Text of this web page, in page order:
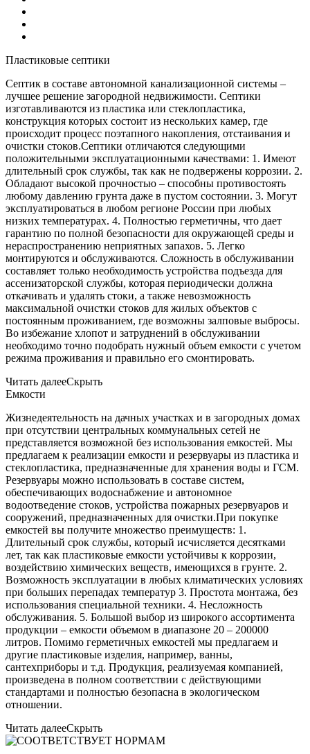
Пластиковые септики
Септик в составе автономной канализационной системы –
лучшее решение загородной недвижимости. Септики
изготавливаются из пластика или стеклопластика,
конструкция которых состоит из нескольких камер, где
происходит процесс поэтапного накопления, отстаивания и
очистки стоков.Септики отличаются следующими
положительными эксплуатационными качествами: 1. Имеют
длительный срок службы, так как не подвержены коррозии. 2.
Обладают высокой прочностью – способны противостоять
любому давлению грунта даже в пустом состоянии. 3. Могут
эксплуатироваться в любом регионе России при любых
низких температурах. 4. Полностью герметичны, что дает
гарантию по полной безопасности для окружающей среды и
нераспространению неприятных запахов. 5. Легко
монтируются и обслуживаются. Сложность в обслуживании
составляет только необходимость устройства подъезда для
ассенизаторской службы, которая периодически должна
откачивать и удалять стоки, а также невозможность
максимальной очистки стоков для жилых объектов с
постоянным проживанием, где возможны залповые выбросы.
Во избежание хлопот и затруднений в обслуживании
необходимо точно подобрать нужный объем емкости с учетом
режима проживания и правильно его смонтировать.
Читать далееСкрыть
Емкости
Жизнедеятельность на дачных участках и в загородных домах
при отсутствии центральных коммунальных сетей не
представляется возможной без использования емкостей. Мы
предлагаем к реализации емкости и резервуары из пластика и
стеклопластика, предназначенные для хранения воды и ГСМ.
Резервуары можно использовать в составе систем,
обеспечивающих водоснабжение и автономное
водоотведение стоков, устройства пожарных резервуаров и
сооружений, предназначенных для очистки.При покупке
емкостей вы получите множество преимуществ: 1.
Длительный срок службы, который исчисляется десятками
лет, так как пластиковые емкости устойчивы к коррозии,
воздействию химических веществ, имеющихся в грунте. 2.
Возможность эксплуатации в любых климатических условиях
при больших перепадах температур 3. Простота монтажа, без
использования специальной техники. 4. Несложность
обслуживания. 5. Большой выбор из широкого ассортимента
продукции – емкости объемом в диапазоне 20 – 200000
литров. Помимо герметичных емкостей мы предлагаем и
другие пластиковые изделия, например, ванны,
сантехприборы и т.д. Продукция, реализуемая компанией,
произведена в полном соответствии с действующими
стандартами и полностью безопасна в экологическом
отношении.
Читать далееСкрыть